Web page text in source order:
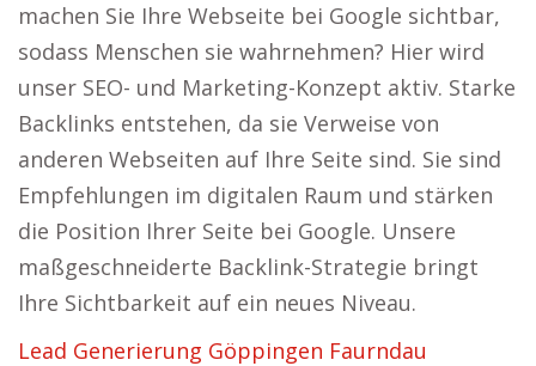
machen Sie Ihre Webseite bei Google sichtbar,
sodass Menschen sie wahrnehmen? Hier wird
unser SEO- und Marketing-Konzept aktiv. Starke
Backlinks entstehen, da sie Verweise von
anderen Webseiten auf Ihre Seite sind. Sie sind
Empfehlungen im digitalen Raum und stärken
die Position Ihrer Seite bei Google. Unsere
maßgeschneiderte Backlink-Strategie bringt
Ihre Sichtbarkeit auf ein neues Niveau.
Lead Generierung Göppingen Faurndau